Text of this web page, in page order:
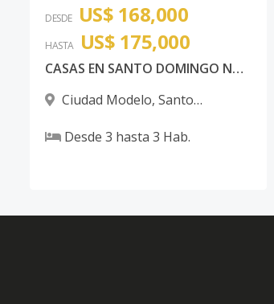
DESDE US$ 168,000
HASTA US$ 175,000
CASAS EN SANTO DOMINGO NORTE
Ciudad Modelo, Santo
Desde 3 hasta 3 Hab.